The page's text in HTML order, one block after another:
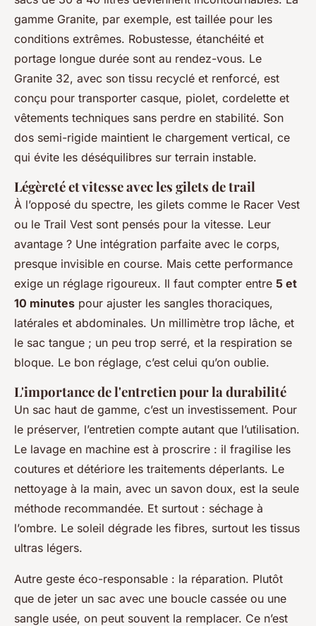
gamme Granite, par exemple, est taillée pour les
conditions extrêmes. Robustesse, étanchéité et
portage longue durée sont au rendez-vous. Le
Granite 32, avec son tissu recyclé et renforcé, est
conçu pour transporter casque, piolet, cordelette et
vêtements techniques sans perdre en stabilité. Son
dos semi-rigide maintient le chargement vertical, ce
qui évite les déséquilibres sur terrain instable.
Légèreté et vitesse avec les gilets de trail
À l’opposé du spectre, les gilets comme le Racer Vest
ou le Trail Vest sont pensés pour la vitesse. Leur
avantage ? Une intégration parfaite avec le corps,
presque invisible en course. Mais cette performance
exige un réglage rigoureux. Il faut compter entre 5 et
10 minutes pour ajuster les sangles thoraciques,
latérales et abdominales. Un millimètre trop lâche, et
le sac tangue ; un peu trop serré, et la respiration se
bloque. Le bon réglage, c’est celui qu’on oublie.
L'importance de l'entretien pour la durabilité
Un sac haut de gamme, c’est un investissement. Pour
le préserver, l’entretien compte autant que l’utilisation.
Le lavage en machine est à proscrire : il fragilise les
coutures et détériore les traitements déperlants. Le
nettoyage à la main, avec un savon doux, est la seule
méthode recommandée. Et surtout : séchage à
l’ombre. Le soleil dégrade les fibres, surtout les tissus
ultras légers.
Autre geste éco-responsable : la réparation. Plutôt
que de jeter un sac avec une boucle cassée ou une
sangle usée, on peut souvent la remplacer. Ce n’est